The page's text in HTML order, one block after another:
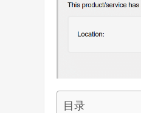
目录